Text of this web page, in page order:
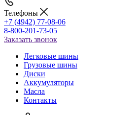
Телефоны
+7 (4942) 77-08-06
8-800-201-73-05
Заказать звонок
Легковые шины
Грузовые шины
Диски
Аккумуляторы
Масла
Контакты